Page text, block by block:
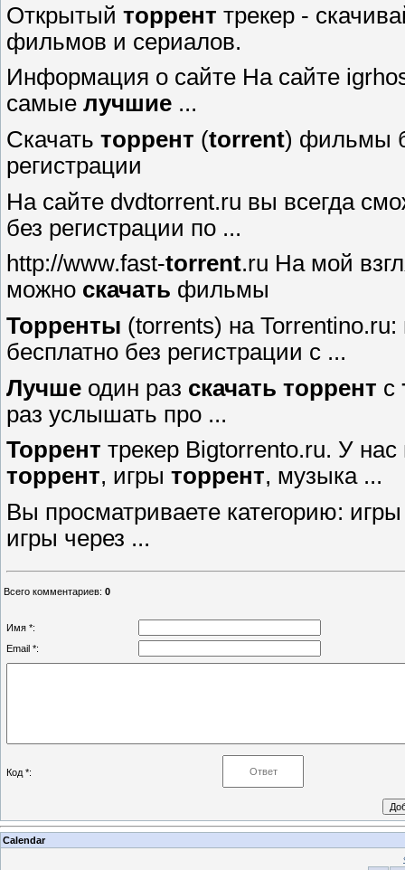
Открытый торрент трекер -
фильмов и сериалов.
Информация о сайте На сайте
самые лучшие ...
Cкачать торрент (torrent) фильмы
регистрации
На сайте dvdtorrent.ru вы всегда
без регистрации по ...
http://www.fast-torrent.ru На мой
можно скачать фильмы
Торренты (torrents) на
бесплатно без регистрации с ...
Лучше один раз скачать торрент с
раз услышать про ...
Торрент трекер Bigtorrento.ru. У
торрент, игры торрент, музыка ...
Вы просматриваете категорию:
игры через ...
Всего комментариев: 0
Имя *:
Email *:
Код *:
Calendar